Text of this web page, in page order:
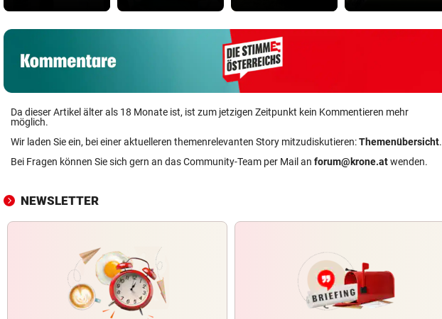
Da dieser Artikel älter als 18 Monate ist, ist zum jetzigen Zeitpunkt kein Kommentieren mehr
möglich.
Wir laden Sie ein, bei einer aktuelleren themenrelevanten Story mitzudiskutieren:Themenübersicht.
Bei Fragen können Sie sich gern an das Community-Team per Mail an forum@krone.atwenden.
NEWSLETTER